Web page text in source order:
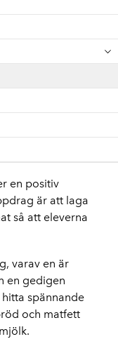
en positiv
är att laga
så att eleverna
varav en är
en gedigen
spännande
och matfett